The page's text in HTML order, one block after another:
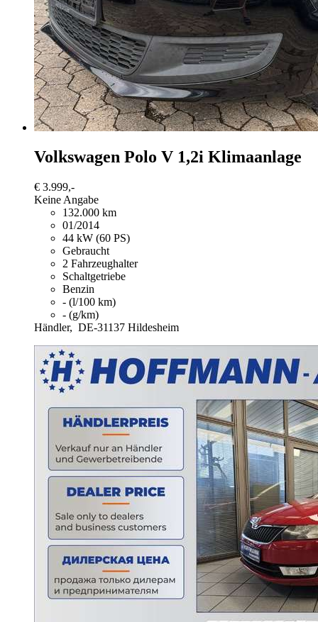
Volkswagen Polo V 1,2i Klimaanlage
€ 3.999,-
Keine Angabe
132.000 km
01/2014
44 kW (60 PS)
Gebraucht
2 Fahrzeughalter
Schaltgetriebe
Benzin
- (l/100 km)
- (g/km)
Händler, DE-31137 Hildesheim